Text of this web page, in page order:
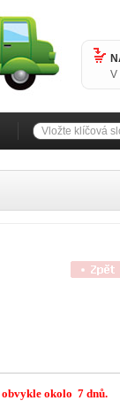
V
obvykle okolo 7 dnů.